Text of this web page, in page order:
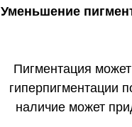
Уменьшение
Пигментация
гиперпигментации
наличие может